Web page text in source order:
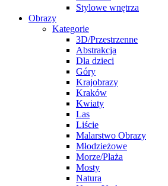
Stylowe wnętrza
Obrazy
Kategorie
3D/Przestrzenne
Abstrakcja
Dla dzieci
Góry
Krajobrazy
Kraków
Kwiaty
Las
Liście
Malarstwo Obrazy
Młodzieżowe
Morze/Plaża
Mosty
Natura